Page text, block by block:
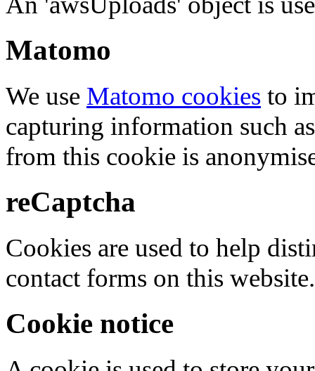
Matomo
We use Matomo cookies to
capturing information such
from this cookie is
reCaptcha
Cookies are used to help
contact forms on this website.
Cookie notice